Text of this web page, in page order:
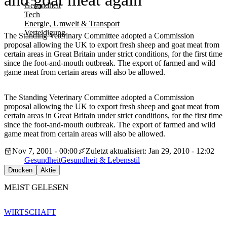
Gesundheit
Tech
Energie, Umwelt & Transport
Verteidigung
The Standing Veterinary Committee adopted a Commission
proposal allowing the UK to export fresh sheep and goat meat from
certain areas in Great Britain under strict conditions, for the first time
since the foot-and-mouth outbreak. The export of farmed and wild
game meat from certain areas will also be allowed.
The Standing Veterinary Committee adopted a Commission
proposal allowing the UK to export fresh sheep and goat meat from
certain areas in Great Britain under strict conditions, for the first time
since the foot-and-mouth outbreak. The export of farmed and wild
game meat from certain areas will also be allowed.
Nov 7, 2001 - 00:00
Zuletzt aktualisiert: Jan 29, 2010 - 12:02
GesundheitGesundheit & Lebensstil
Drucken Aktie
MEIST GELESEN
WIRTSCHAFT